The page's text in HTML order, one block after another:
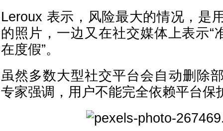
Leroux 表示，风险最大的情况，是
的照片，一边又在社交媒体上表示“
在度假”。
虽然多数大型社交平台会自动删除
专家强调，用户不能完全依赖平台保